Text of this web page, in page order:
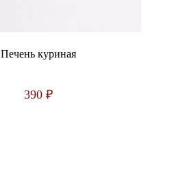
Печень куриная
390 ₽